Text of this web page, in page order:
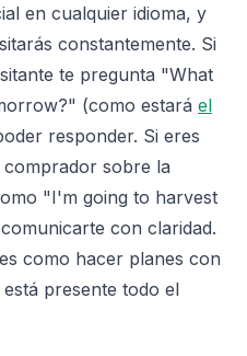
en cualquier idioma, y
constantemente. Si
te pregunta "What
(como estará el
responder. Si eres
sobre la
"I'm going to harvest
con claridad.
como hacer planes con
presente todo el